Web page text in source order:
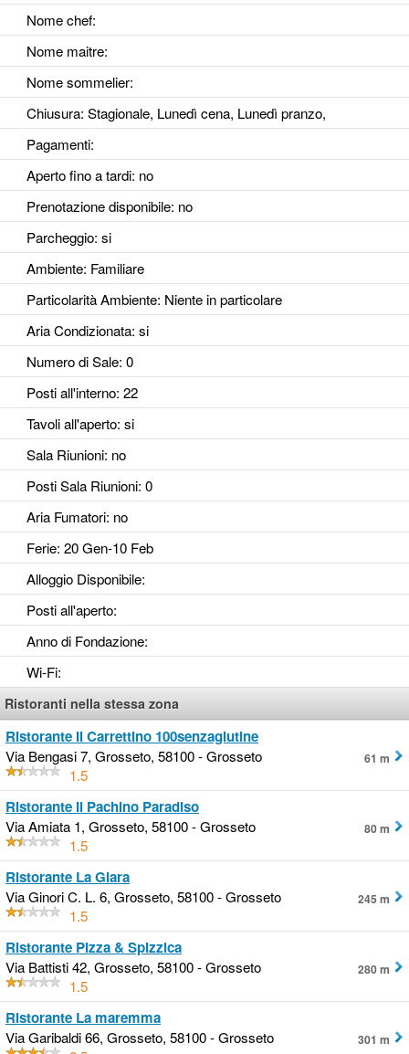
Nome chef:
Nome maitre:
Nome sommelier:
Chiusura: Stagionale, Lunedì cena, Lunedì pranzo,
Pagamenti:
Aperto fino a tardi: no
Prenotazione disponibile: no
Parcheggio: si
Ambiente: Familiare
Particolarità Ambiente: Niente in particolare
Aria Condizionata: si
Numero di Sale: 0
Posti all'interno: 22
Tavoli all'aperto: si
Sala Riunioni: no
Posti Sala Riunioni: 0
Aria Fumatori: no
Ferie: 20 Gen-10 Feb
Alloggio Disponibile:
Posti all'aperto:
Anno di Fondazione:
Wi-Fi:
Ristoranti nella stessa zona
Ristorante Il Carrettino 100senzaglutine
Via Bengasi 7, Grosseto, 58100 - Grosseto
1.5
61 m
Ristorante Il Pachino Paradiso
Via Amiata 1, Grosseto, 58100 - Grosseto
1.5
80 m
Ristorante La Giara
Via Ginori C. L. 6, Grosseto, 58100 - Grosseto
1.5
245 m
Ristorante Pizza & Spizzica
Via Battisti 42, Grosseto, 58100 - Grosseto
1.5
280 m
Ristorante La maremma
Via Garibaldi 66, Grosseto, 58100 - Grosseto
301 m